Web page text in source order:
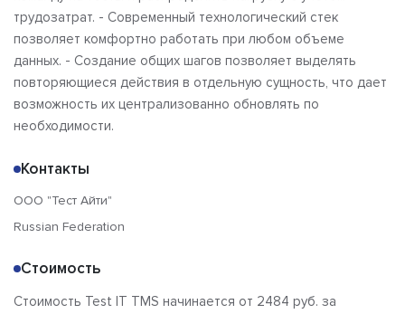
трудозатрат. - Современный технологический стек
позволяет комфортно работать при любом объеме
данных. - Создание общих шагов позволяет выделять
повторяющиеся действия в отдельную сущность, что дает
возможность их централизованно обновлять по
необходимости.
Контакты
ООО "Тест Айти"
Russian Federation
Стоимость
Стоимость Test IT TMS начинается от 2484 руб. за